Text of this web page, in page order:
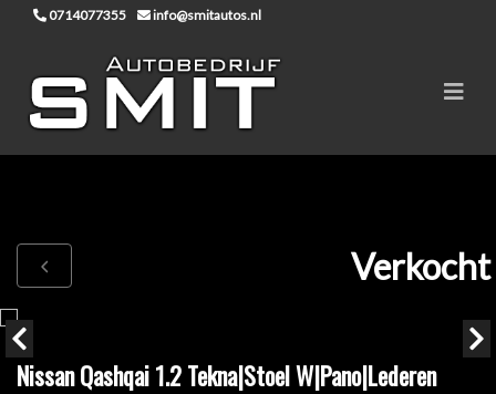
0714077355 info@smitautos.nl
Verkocht
Nissan Qashqai 1.2 Tekna|Stoel W|Pano|Lederen